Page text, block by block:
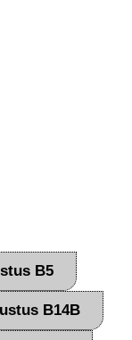
B5
B14B